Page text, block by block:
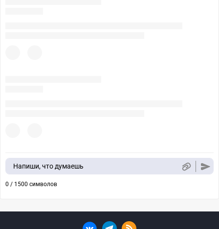
Напиши, что думаешь
0 / 1500 символов